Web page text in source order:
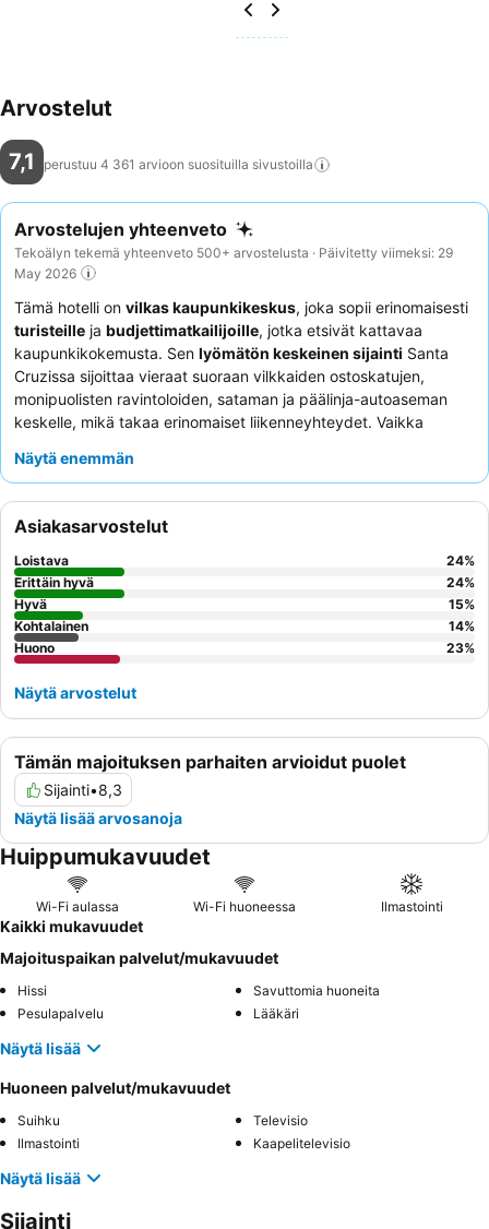
Arvostelut
7,1 perustuu 4 361 arvioon suosituilla sivustoilla
Arvostelujen yhteenveto
Tekoälyn tekemä yhteenveto 500+ arvostelusta · Päivitetty viimeksi: 29
May 2026
Tämä hotelli on vilkas kaupunkikeskus, joka sopii erinomaisesti
turisteille ja budjettimatkailijoille, jotka etsivät kattavaa
kaupunkikokemusta. Sen lyömätön keskeinen sijainti Santa
Cruzissa sijoittaa vieraat suoraan vilkkaiden ostoskatujen,
monipuolisten ravintoloiden, sataman ja päälinja-autoaseman
keskelle, mikä takaa erinomaiset liikenneyhteydet. Vaikka
poikkeuksellisen ammattitaitoinen ja vieraanvarainen
huomaavaisuudestaan. Rauhallisempaa oleskelua varten
vieraiden kannattaa pyytää huonetta, josta on näkymä
puutarhaan.
Näytä enemmän
Tämän majoituksen parhaiten arvioidut puolet
Sijainti•8,3
Näytä lisää arvosanoja
Asiakasarvostelut
Loistava 24%
Erittäin hyvä
24%
Hyvä
15%
Kohtalainen
14%
Huono
23%
Näytä arvostelut
Huippumukavuudet
Wi-Fi aulassa Wi-Fi huoneessa Ilmastointi
Kaikki mukavuudet
Majoituspaikan palvelut/mukavuudet
Hissi
Savuttomia huoneita
Pesulapalvelu
Lääkäri
Näytä lisää
Huoneen palvelut/mukavuudet
Suihku
Televisio
Ilmastointi
Kaapelitelevisio
Näytä lisää
Sijainti